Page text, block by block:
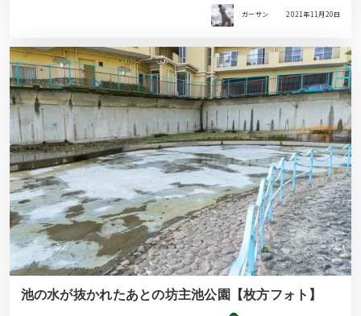
ガーサン 2021年11月20日
池の水が抜かれたあとの坊主池公園【枚方フォト】